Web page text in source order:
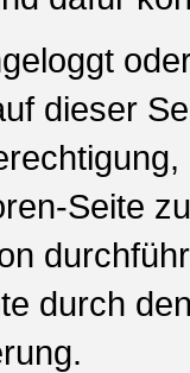
dieser
Seite
durch